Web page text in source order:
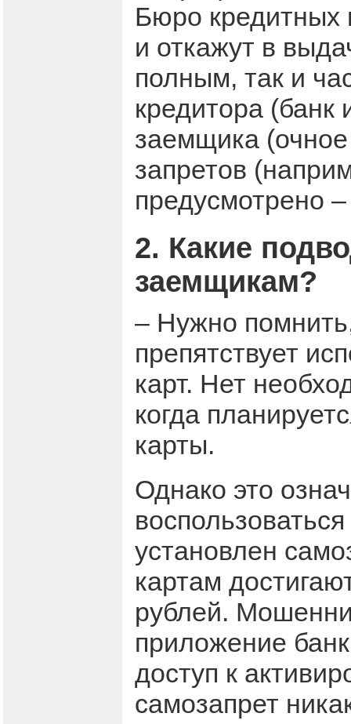
Бюро кредитных
и откажут в
полным, так и
кредитора
заемщика
запретов
предусмотрено
2. Какие
заемщикам?
– Нужно
препятствует
карт. Нет
когда
карты.
Однако это
установлен
картам
рублей.
приложение
доступ к
самозапрет